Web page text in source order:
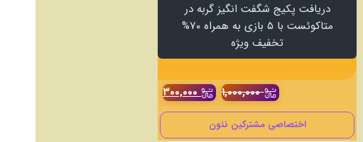
دریافت پکیج شگفت انگیز گربه در
متاکوئست با ۵ بازی به همراه ۷۰%
تخفیف ویژه
۱,۰۰۰,۰۰۰ ۳۰۰,۰۰۰
اختصاصی مشترکین نئون